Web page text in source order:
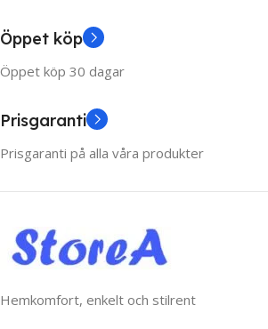
Öppet köp
Öppet köp 30 dagar
Prisgaranti
Prisgaranti på alla våra produkter
Hemkomfort, enkelt och stilrent